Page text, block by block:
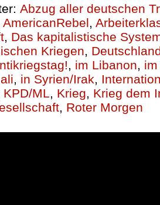
Abzug aller deutschen
AmericanRebel,
, Das kapitalistische
Kriegen,
, im Libanon,
, in Syrien/Irak,
KPD/ML, Krieg, Krieg dem
, Roter Morgen